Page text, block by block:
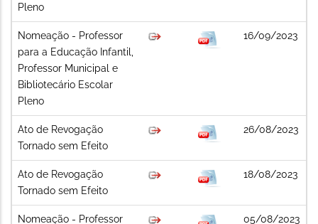
Pleno
Nomeação - Professor
para a Educação Infantil,
Professor Municipal e
Bibliotecário Escolar
Pleno
16/09/2023
Ato de Revogação
Tornado sem Efeito
26/08/2023
Ato de Revogação
Tornado sem Efeito
18/08/2023
Nomeação - Professor
05/08/2023